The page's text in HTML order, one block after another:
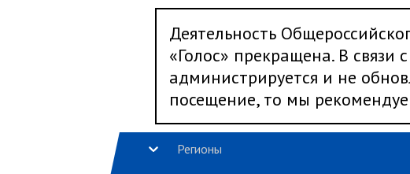
Деятельность
«Голос» прекращена. В связи
администрируется и не
посещение, то мы
Регионы